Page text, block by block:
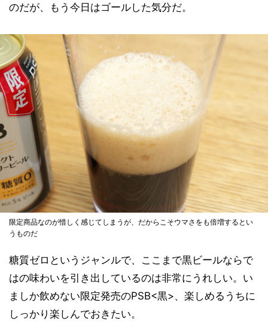
のだが、もう今日はゴールした気分だ。
限定商品なのが惜しく感じてしまうが、だからこそウマさをも倍増するとい
うものだ
糖質ゼロというジャンルで、ここまで黒ビールならで
はの味わいを引き出しているのは非常にうれしい。い
ましか飲めない限定発売のPSB<黒>、楽しめるうちに
しっかり楽しんでおきたい。